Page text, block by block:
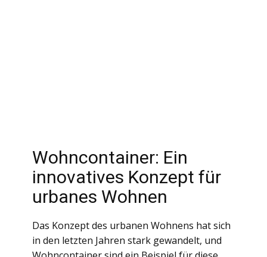
Wohncontainer: Ein
innovatives Konzept für
urbanes Wohnen
Das Konzept des urbanen Wohnens hat sich
in den letzten Jahren stark gewandelt, und